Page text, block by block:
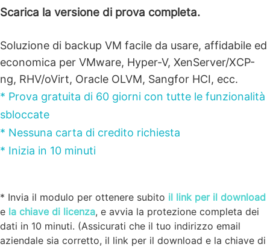
Scarica la versione di prova completa.
Soluzione di backup VM facile da usare, affidabile ed
economica per VMware, Hyper-V, XenServer/XCP-
ng, RHV/oVirt, Oracle OLVM, Sangfor HCI, ecc.
* Prova gratuita di 60 giorni con tutte le funzionalità
sbloccate
* Nessuna carta di credito richiesta
* Inizia in 10 minuti
* Invia il modulo per ottenere subito il link per il download
e la chiave di licenza, e avvia la protezione completa dei
dati in 10 minuti. (Assicurati che il tuo indirizzo email
aziendale sia corretto, il link per il download e la chiave di